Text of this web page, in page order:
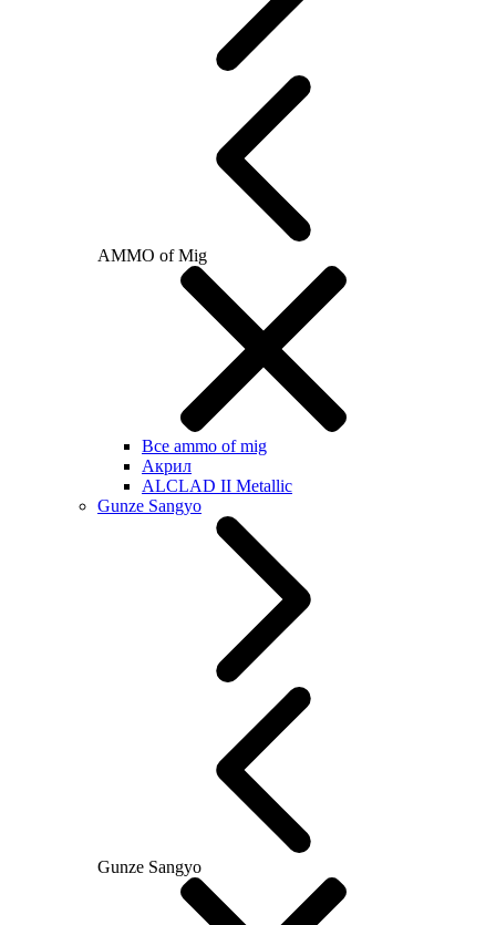
AMMO of Mig
Все ammo of mig
Акрил
ALCLAD II Metallic
Gunze Sangyo
Gunze Sangyo